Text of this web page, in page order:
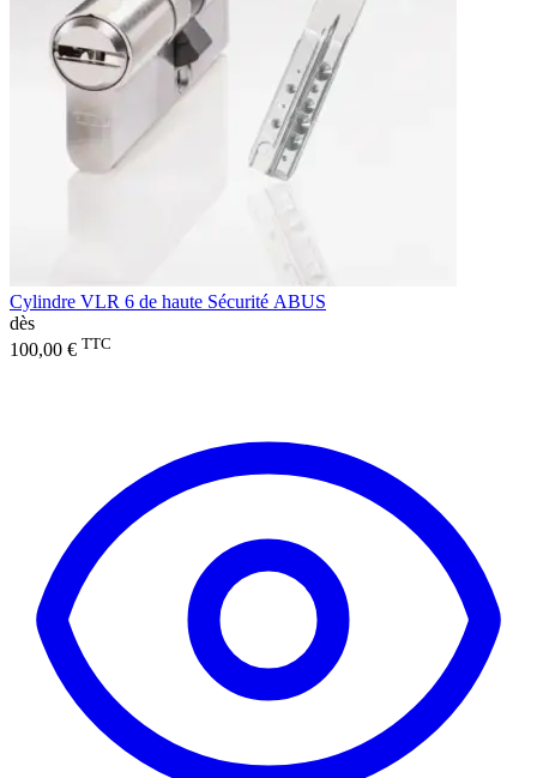
Cylindre VLR 6 de haute Sécurité ABUS
dès
100,00 € TTC